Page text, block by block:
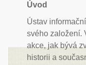
Úvod
Ústav
svého založení.
akce, jak bývá
historii a